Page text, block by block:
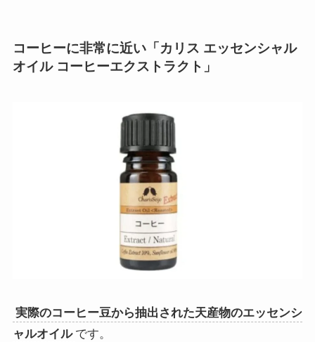
コーヒーに非常に近い「カリス エッセンシャル
オイル コーヒーエクストラクト」
実際のコーヒー豆から抽出された天産物のエッセンシ
ャルオイル です。